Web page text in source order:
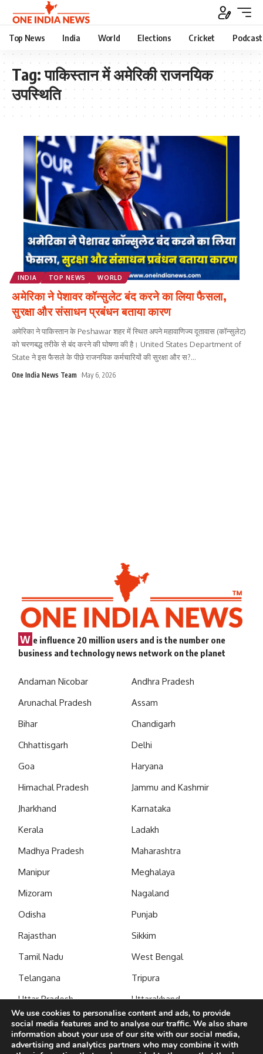
Top News India World Elections Cricket Podcast
Tag:पाकिस्तान में अमेरिकी राजनयिक
उपस्थिति
INDIA TOP NEWS WORLD
अमेरिका ने पेशावर कॉन्सुलेट बंद करने का लिया फैसला,
सुरक्षा और संसाधन प्रबंधन बताया कारण
अमेरिका ने पाकिस्तान के Peshawar शहर में स्थित अपने महावाणिज्य दूतावास (कॉन्सुलेट)
को चरणबद्ध तरीके से बंद करने की घोषणा की है। United States Department of
State ने इस फैसले के पीछे राजनयिक कर्मचारियों की सुरक्षा और स?...
One India News Team May 6, 2026
W e influence 20 million users and is the number one
business and technology news network on the planet
Andaman Nicobar
Andhra Pradesh
Arunachal Pradesh
Assam
Bihar
Chandigarh
Chhattisgarh
Delhi
Goa
Haryana
Himachal Pradesh
Jammu and Kashmir
Jharkhand
Karnataka
Kerala
Ladakh
Madhya Pradesh
Maharashtra
Manipur
Meghalaya
Mizoram
Nagaland
Odisha
Punjab
Rajasthan
Sikkim
Tamil Nadu
West Bengal
Telangana
Tripura
Uttar Pradesh
Uttarakhand
Subscribe to our newsletter to get our newest articles
instantly!
We use cookies to personalise content and ads, to provide
social media features and to analyse our traffic. We also share
information about your use of our site with our social media,
advertising and analytics partners who may combine it with